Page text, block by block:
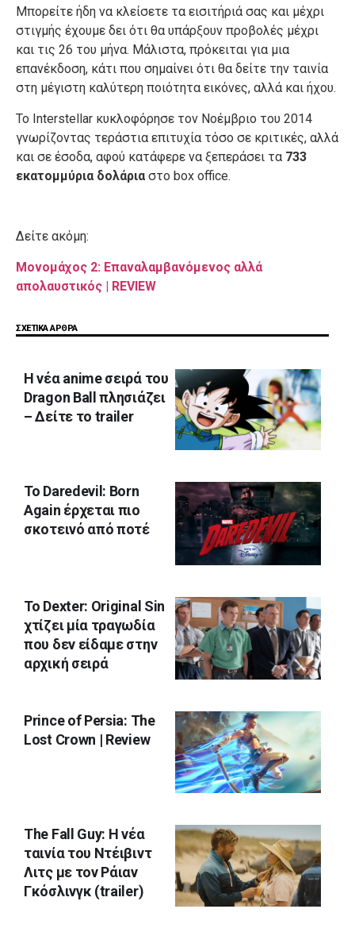
Μπορείτε ήδη να κλείσετε τα εισιτήριά σας και μέχρι
στιγμής έχουμε δει ότι θα υπάρξουν προβολές μέχρι
και τις 26 του μήνα. Μάλιστα, πρόκειται για μια
επανέκδοση, κάτι που σημαίνει ότι θα δείτε την ταινία
στη μέγιστη καλύτερη ποιότητα εικόνες, αλλά και ήχου.
Το Interstellar κυκλοφόρησε τον Νοέμβριο του 2014
γνωρίζοντας τεράστια επιτυχία τόσο σε κριτικές, αλλά
και σε έσοδα, αφού κατάφερε να ξεπεράσει τα 733
εκατομμύρια δολάρια στο box office.
Δείτε ακόμη:
Μονομάχος 2: Επαναλαμβανόμενος αλλά
απολαυστικός | REVIEW
ΣΧΕΤΙΚΑ ΑΡΘΡΑ
H νέα anime σειρά του
Dragon Ball πλησιάζει
– Δείτε το trailer
Το Daredevil: Born
Again έρχεται πιο
σκοτεινό από ποτέ
Το Dexter: Original Sin
χτίζει μία τραγωδία
που δεν είδαμε στην
αρχική σειρά
Prince of Persia: The
Lost Crown | Review
The Fall Guy: H νέα
ταινία του Ντέιβιντ
Λιτς με τον Ράιαν
Γκόσλινγκ (trailer)